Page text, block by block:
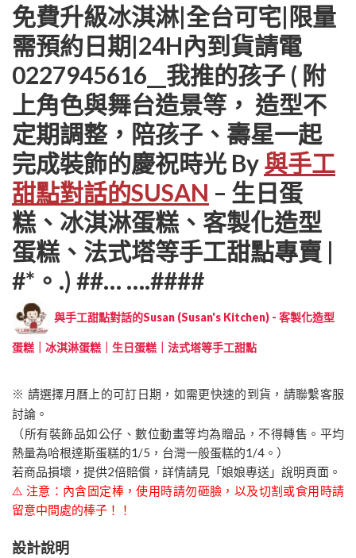
免費升級冰淇淋|全台可宅|限量
需預約日期|24H內到貨請電
0227945616__我推的孩子 ( 附
上角色與舞台造景等， 造型不
定期調整，陪孩子、壽星一起
完成裝飾的慶祝時光 By與手工
甜點對話的SUSAN – 生日蛋
糕、冰淇淋蛋糕、客製化造型
蛋糕、法式塔等手工甜點專賣 |
#*。.) ##… ….####
與手工甜點對話的Susan (Susan's Kitchen) - 客製化造型
蛋糕｜冰淇淋蛋糕｜生日蛋糕｜法式塔等手工甜點
※ 請選擇月曆上的可訂日期，如需更快速的到貨，請聯繫客服
討論。
（所有裝飾品如公仔、數位動畫等均為贈品，不得轉售。平均
熱量為哈根達斯蛋糕的1/5，台灣一般蛋糕的1/4。）
若商品損壞，提供2倍賠償，詳情請見「娘娘專送」說明頁面。
⚠️ 注意：內含固定棒，使用時請勿砸臉，以及切割或食用時請
留意中間處的棒子！！
設計說明